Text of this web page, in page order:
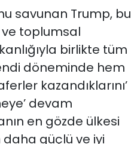
savunan Trump, bu
toplumsal
birlikte tüm
döneminde hem
kazandıklarını’
devam
en gözde ülkesi
güçlü ve iyi